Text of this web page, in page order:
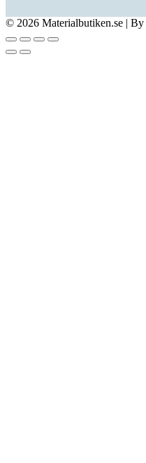
© 2026 Materialbutiken.se | By